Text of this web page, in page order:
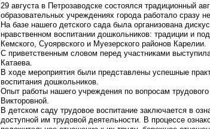
29 августа в Петрозаводске состоялся традиционный
образовательных учреждениях города работало сразу
На базе нашего детского сада была организована
нравственном воспитании дошкольников: традиции и
Кемского, Суоярвского и Муезерского районов Карелии.
С приветственным словом перед участниками
Катаева.
В ходе мероприятия были представлены успешные
воспитания дошкольников.
Опыт работы нашего учреждения по вопросам
Викторовной.
В детском саду трудовое воспитание заключается в
доступной им трудовой деятельности. В процессе